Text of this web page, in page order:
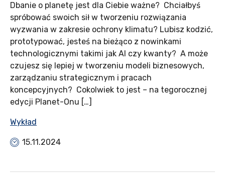
Dbanie o planetę jest dla Ciebie ważne? Chciałbyś
spróbować swoich sił w tworzeniu rozwiązania
wyzwania w zakresie ochrony klimatu? Lubisz kodzić,
prototypować, jesteś na bieżąco z nowinkami
technologicznymi takimi jak AI czy kwanty? A może
czujesz się lepiej w tworzeniu modeli biznesowych,
zarządzaniu strategicznym i pracach
koncepcyjnych? Cokolwiek to jest – na tegorocznej
edycji Planet-Onu […]
Wykład
15.11.2024